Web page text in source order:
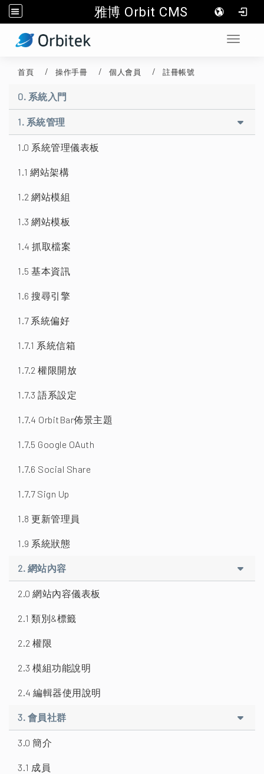
雅博 Orbit CMS
::: Toggle
首頁 操作手冊 個人會員 註冊帳號
0. 系統入門
1. 系統管理
1.0 系統管理儀表板
1.1 網站架構
1.2 網站模組
1.3 網站模板
1.4 抓取檔案
1.5 基本資訊
1.6 搜尋引擎
1.7 系統偏好
1.7.1 系統信箱
1.7.2 權限開放
1.7.3 語系設定
1.7.4 OrbitBar佈景主題
1.7.5 Google OAuth
1.7.6 Social Share
1.7.7 Sign Up
1.8 更新管理員
1.9 系統狀態
2. 網站內容
2.0 網站內容儀表板
2.1 類別&標籤
2.2 權限
2.3 模組功能說明
2.4 編輯器使用說明
3. 會員社群
3.0 簡介
3.1 成員